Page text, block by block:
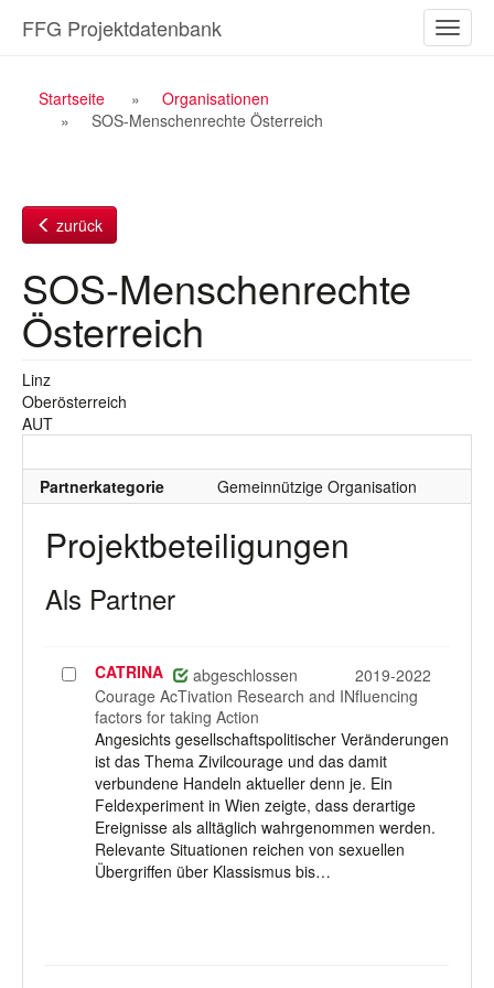
Inhalt
ein-/
FFG Projektdatenbank
Breadcrumb
Navigation
Startseite
Organisationen
SOS-Menschenrechte Österreich
zurück
SOS-Menschenrechte
Österreich
Linz
Oberösterreich
AUT
Partnerkategorie Gemeinnützige Organisation
Projektbeteiligungen
Als Partner
Projekt
auswählen
CATRINA abgeschlossen
2019-2022
Courage AcTivation Research and INfluencing
factors for taking Action
Angesichts gesellschaftspolitischer Veränderungen
ist das Thema Zivilcourage und das damit
verbundene Handeln aktueller denn je. Ein
Feldexperiment in Wien zeigte, dass derartige
Ereignisse als alltäglich wahrgenommen werden.
Relevante Situationen reichen von sexuellen
Übergriffen über Klassismus bis…